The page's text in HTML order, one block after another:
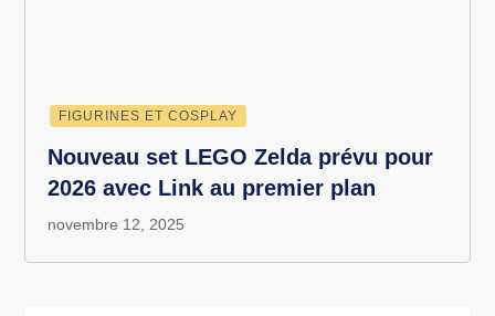
FIGURINES ET COSPLAY
Nouveau set LEGO Zelda prévu pour
2026 avec Link au premier plan
novembre 12, 2025